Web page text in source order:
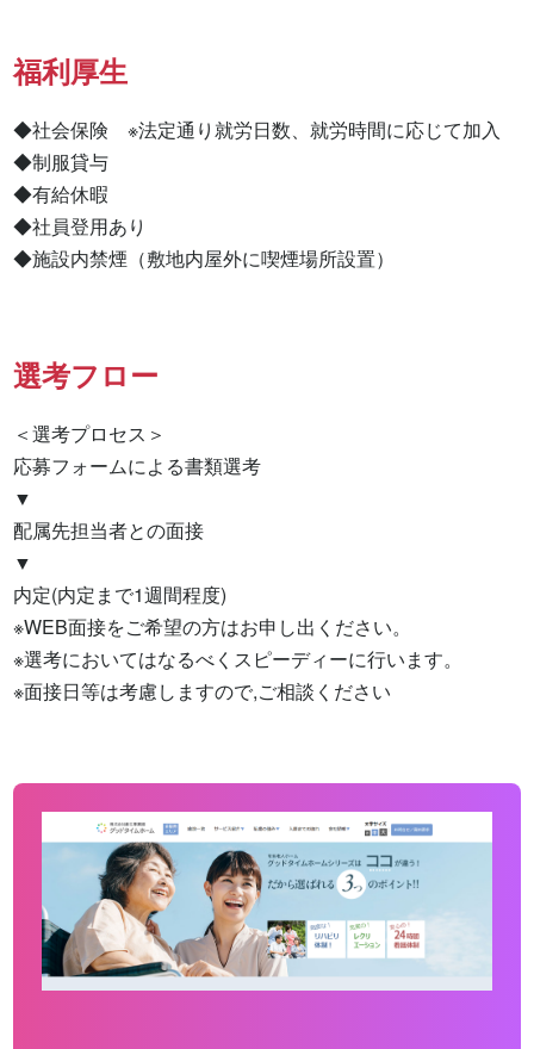
福利厚生
◆社会保険　※法定通り就労日数、就労時間に応じて加入
◆制服貸与
◆有給休暇
◆社員登用あり
◆施設内禁煙（敷地内屋外に喫煙場所設置）
選考フロー
＜選考プロセス＞
応募フォームによる書類選考
▼
配属先担当者との面接
▼
内定(内定まで1週間程度)
※WEB面接をご希望の方はお申し出ください。
※選考においてはなるべくスピーディーに行います。
※面接日等は考慮しますので,ご相談ください